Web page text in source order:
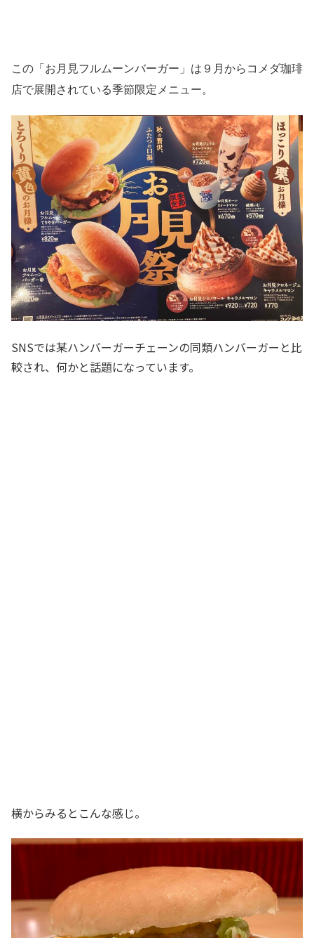
この「お月見フルムーンバーガー」は９月からコメダ珈琲
店で展開されている季節限定メニュー。
SNSでは某ハンバーガーチェーンの同類ハンバーガーと比
較され、何かと話題になっています。
横からみるとこんな感じ。